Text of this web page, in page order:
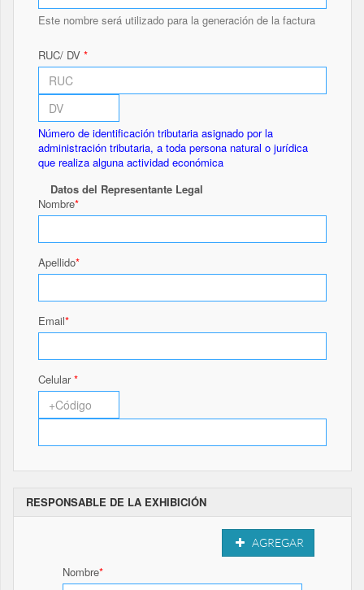
Este nombre será utilizado para la generación de la factura
RUC/ DV
Número de identificación tributaria asignado por la
administración tributaria, a toda persona natural o jurídica
que realiza alguna actividad económica
Datos del Representante Legal
Nombre
Apellido
Email
Celular
RESPONSABLE DE LA EXHIBICIÓN
AGREGAR
Nombre